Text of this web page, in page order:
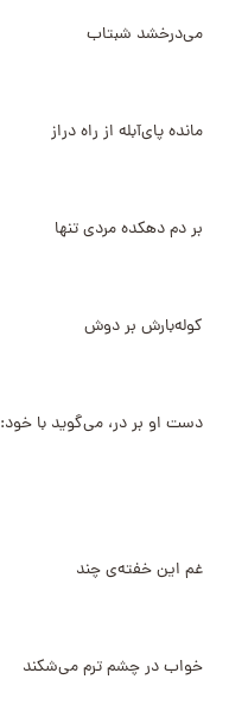
می‌درخشد شبتاب
مانده پای‌آبله از راه دراز
بر دم دهکده مردی تنها
کوله‌بارش بر دوش
دست او بر در، می‌گوید با خود:
غم این خفته‌ی چند
خواب در چشم ترم می‌شکند